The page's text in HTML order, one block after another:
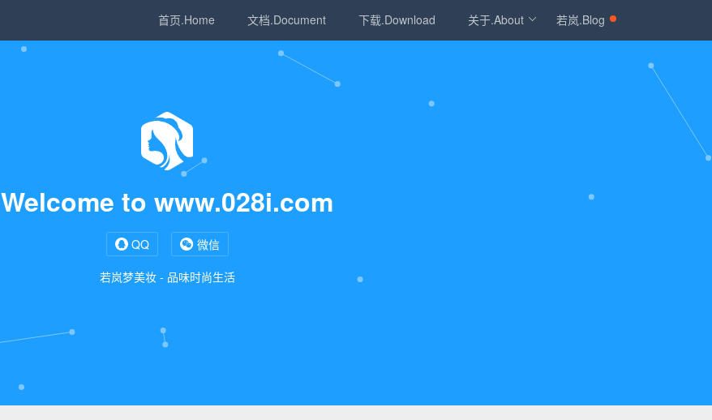
首页.Home 文档.Document 下载.Download 关于.About 若岚.Blog
Welcome to www.028i.com
QQ
微信
若岚梦美妆 - 品味时尚生活